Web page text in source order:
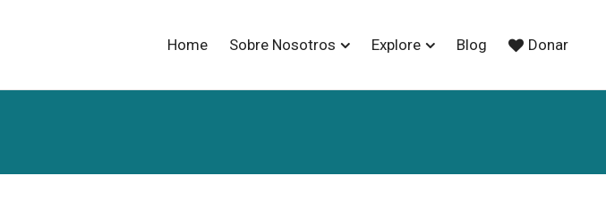
Home Sobre Nosotros Explore Blog Donar